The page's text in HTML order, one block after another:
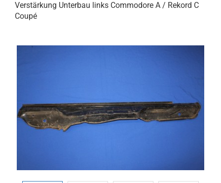
Verstärkung Unterbau links Commodore A / Rekord C
Coupé